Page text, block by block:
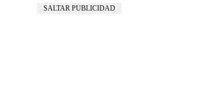
SALTAR PUBLICIDAD